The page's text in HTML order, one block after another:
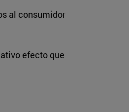
al consumidor
efecto que